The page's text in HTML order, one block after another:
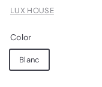
LUX HOUSE
Color
Blanc